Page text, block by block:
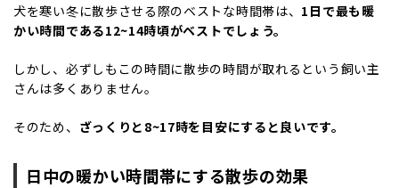
犬を寒い冬に散歩させる際のベストな時間帯は、 1日で最も暖
かい時間である12~14時頃がベストでしょう。
しかし、必ずしもこの時間に散歩の時間が取れるという飼い主
さんは多くありません。
そのため、 ざっくりと8~17時を目安にすると良いです。
日中の暖かい時間帯にする散歩の効果